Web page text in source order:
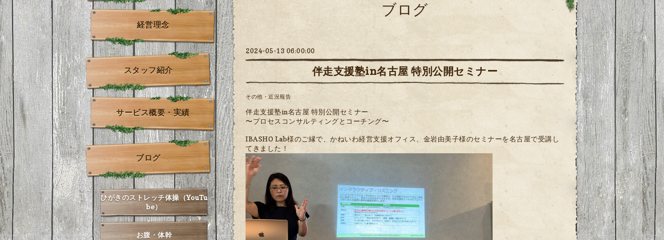
ブログ
2024-05-13 06:00:00
伴走支援塾in名古屋 特別公開セミナー
その他・近況報告
伴走支援塾in名古屋 特別公開セミナー
〜プロセスコンサルティングとコーチング〜
IBASHO Lab様のご縁で、かねいわ経営支援オフィス、金岩由美子様のセミナーを名古屋で受講し
てきました！
経営理念
スタッフ紹介
サービス概要・実績
ブログ
ひがきのストレッチ体操（YouTu
be）
お腹・体幹